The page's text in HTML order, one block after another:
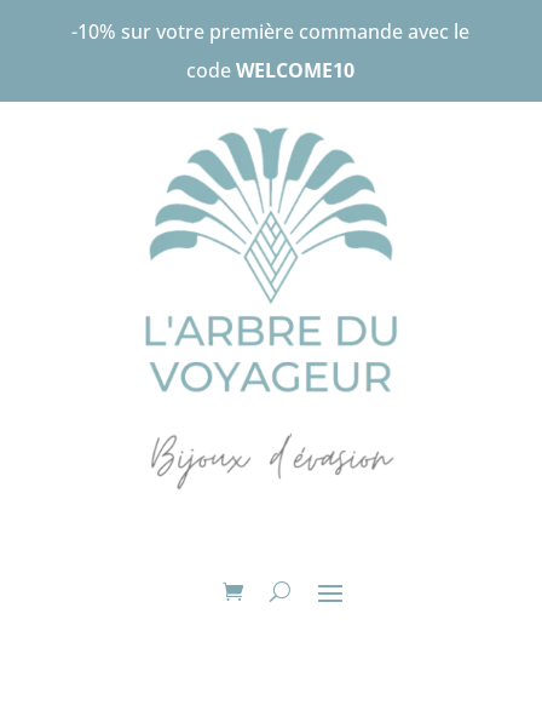
-10% sur votre première commande avec le
codeWELCOME10